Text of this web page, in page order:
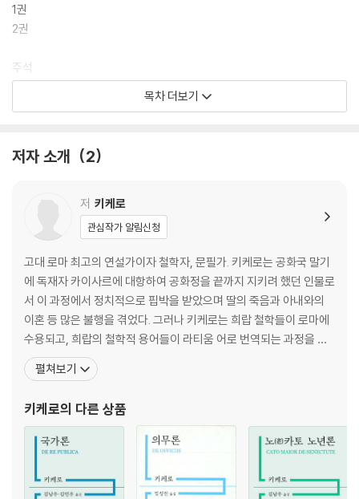
『발견론』에는 고대 그리스의 아리스토텔레스와, 기원전 2세기 중후반 로
rmagoras of Temnos)의 영향이 깊이 드리워져 있다. 연설술의 역사에
서 아리스토텔레스의 『수사학』은 가장 중요한 교과서로 꼽힌다. 아리스토
텔레스는 연설술을 ‘학문’이 아니라 ‘능력’에 불과하다고 보았지만, 연설술
례 사용을 권장하고, 연설술과 관련된 실수들을 경고했다. 키케로는 아리
상), 전시적 연설(오락이나 재미를 위해 모인 집단 대상)이라는 사안의 세
가지 분류를 따르고, 또한 연설을 다섯 부분으로 나누었다. 키케로는 『발견
론』에서 자신이 어떻게 그리스의 수사학 전통을 절충하며 정리했는지를
설명할 때, 연설술 지침의 적합한 해설자로 아리스토텔레스를 칭찬했다.
또한 체계의 중요성에 유념하고, 연역과 귀납의 중요성을 강조했으며, 논
증의 오류에 대해 경고하는 등 아리스토텔레스의 간접적 영향을 드러내었
그러나 키케로가 보다 직접적으로 영향을 많이 받은 것은 헤르마고라스의
쟁점 이론이다. 헤르마고라스는 연설술에서 ‘논거를 찾아내는 과정’을 중
다. 이를 위해 그는 논쟁의 쟁점을 체계적으로 분류하는 방법을 제시함으
로써 서양 수사학 전통의 핵심 틀을 수립했다. 예컨대 그는 특정 상황에 대
한 논의뿐만 아니라, 일반적 주제(예를 들면 ‘사람은 결혼해야 하는가?’)까
로 확장했다. 키케로는 이러한 헤르마고라스의 쟁점 분류 체계를 받아들여
1권
2권
주석
작품 안내
목차 더보기
저자 소개 2
저 키케로
관심작가 알림신청
고대 로마 최고의 연설가이자 철학자, 문필가. 키케로는 공화국 말기
에 독재자 카이사르에 대항하여 공화정을 끝까지 지키려 했던 인물로
서 이 과정에서 정치적으로 핍박을 받았으며 딸의 죽음과 아내와의
이혼 등 많은 불행을 겪었다. 그러나 키케로는 희랍 철학들이 로마에
수용되고, 희랍의 철학적 용어들이 라티움 어로 번역되는 과정을 보
여주는 매우 중요한 인물이다. 『투스쿨룸 대화』를 비롯하여 그가 남
긴 철학적 저술들, 예를 들어 『최고선악론』, 『의무론』, 『우정론』, 『노
해지고 있지 않은 헬레니즘 시대의 희랍 철학의 중
펼쳐보기
키케로의 다른 상품